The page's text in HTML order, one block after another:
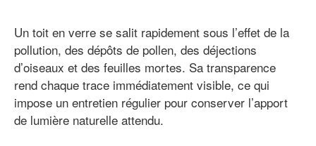
Un toit en verre se salit rapidement sous l’effet de la
pollution, des dépôts de pollen, des déjections
d’oiseaux et des feuilles mortes. Sa transparence
rend chaque trace immédiatement visible, ce qui
impose un entretien régulier pour conserver l’apport
de lumière naturelle attendu.